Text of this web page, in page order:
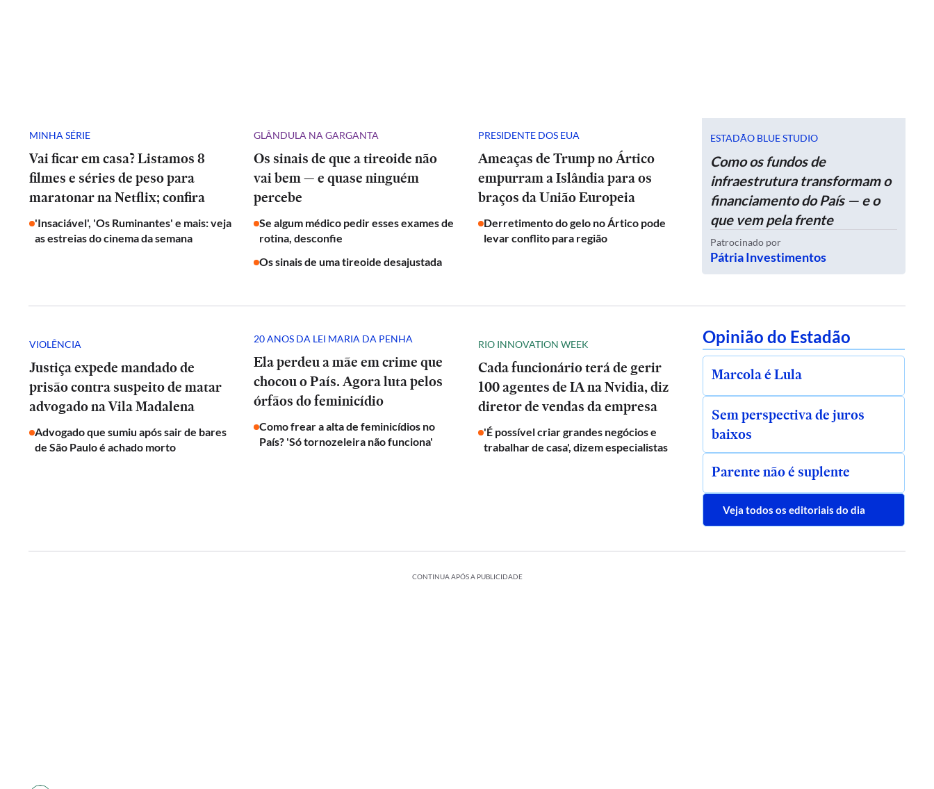
MINHA SÉRIE
Vai ficar em casa? Listamos 8
filmes e séries de peso para
maratonar na Netflix; confira
'Insaciável', 'Os Ruminantes' e mais: veja
as estreias do cinema da semana
GLÂNDULA NA GARGANTA
Os sinais de que a tireoide não
vai bem — e quase ninguém
percebe
Se algum médico pedir esses exames de
rotina, desconfie
Os sinais de uma tireoide desajustada
PRESIDENTE DOS EUA
Ameaças de Trump no Ártico
empurram a Islândia para os
braços da União Europeia
Derretimento do gelo no Ártico pode
levar conflito para região
ESTADÃO BLUE STUDIO
Como os fundos de
infraestrutura transformam o
financiamento do País — e o
que vem pela frente
Patrocinado por
Pátria Investimentos
VIOLÊNCIA
Justiça expede mandado de
prisão contra suspeito de matar
advogado na Vila Madalena
Advogado que sumiu após sair de bares
de São Paulo é achado morto
20 ANOS DA LEI MARIA DA PENHA
Ela perdeu a mãe em crime que
chocou o País. Agora luta pelos
órfãos do feminicídio
Como frear a alta de feminicídios no
País? 'Só tornozeleira não funciona'
RIO INNOVATION WEEK
Cada funcionário terá de gerir
100 agentes de IA na Nvidia, diz
diretor de vendas da empresa
'É possível criar grandes negócios e
trabalhar de casa', dizem especialistas
Opinião do Estadão
Marcola é Lula
Sem perspectiva de juros
baixos
Parente não é suplente
Veja todos os editoriais do dia
CONTINUA APÓS A PUBLICIDADE